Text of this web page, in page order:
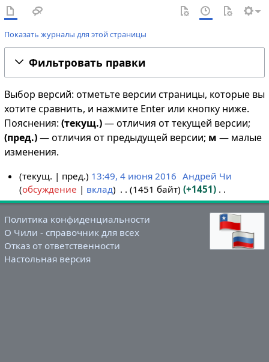
Показать журналы для этой страницы
Фильтровать правки
Выбор версий: отметьте версии страницы, которые вы
хотите сравнить, и нажмите Enter или кнопку ниже.
Пояснения: (текущ.)— отличия от текущей версии;
(пред.)— отличия от предыдущей версии; м — малые
изменения.
и
ю
н
я
2
текущ. пред. 13:49, 4 июня 2016 Андрей Чи
обсуждение
вклад 1451 байт
+1451
Н
т
Политика конфиденциальности
О Чили - справочник для всех
Отказ от ответственности
Настольная версия